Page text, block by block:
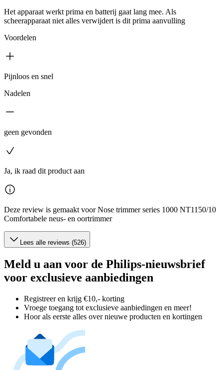
Het apparaat werkt prima en batterij gaat lang mee. Als
scheerapparaat niet alles verwijdert is dit prima aanvulling
Voordelen
Pijnloos en snel
Nadelen
geen gevonden
Ja, ik raad dit product aan
Deze review is gemaakt voor Nose trimmer series 1000 NT1150/10
Comfortabele neus- en oortrimmer
Lees alle reviews (526)
Meld u aan voor de Philips-nieuwsbrief
voor exclusieve aanbiedingen
Registreer en krijg €10,- korting
Vroege toegang tot exclusieve aanbiedingen en meer!
Hoor als eerste alles over nieuwe producten en kortingen